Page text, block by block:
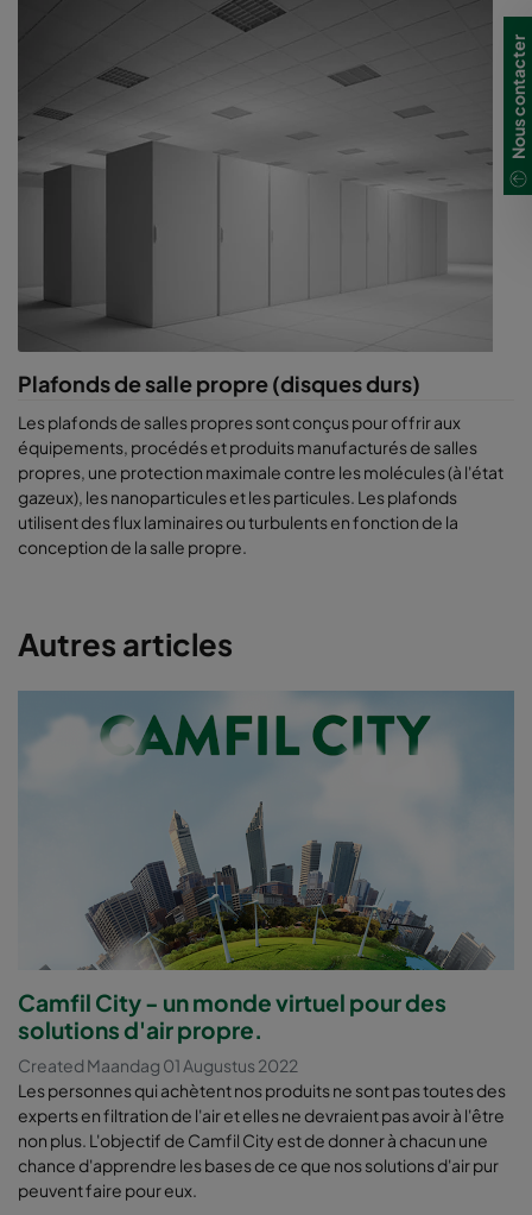
Plafonds de salle propre (disques durs)
Les plafonds de salles propres sont conçus pour offrir aux
équipements, procédés et produits manufacturés de salles
propres, une protection maximale contre les molécules (à l'état
gazeux), les nanoparticules et les particules. Les plafonds
utilisent des flux laminaires ou turbulents en fonction de la
conception de la salle propre.
Autres articles
Camfil City - un monde virtuel pour des
solutions d'air propre.
Created Maandag 01 Augustus 2022
Les personnes qui achètent nos produits ne sont pas toutes des
experts en filtration de l'air et elles ne devraient pas avoir à l'être
non plus. L'objectif de Camfil City est de donner à chacun une
chance d'apprendre les bases de ce que nos solutions d'air pur
peuvent faire pour eux.
Nous contacter